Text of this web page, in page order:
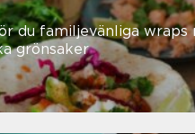
du familjevänliga wraps
grönsaker